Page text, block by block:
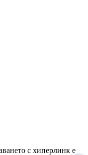
с хиперлинк е